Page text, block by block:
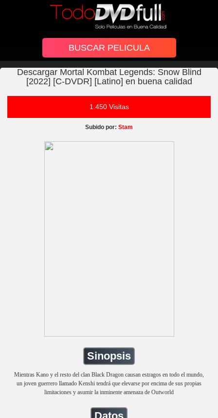
Descargar Mortal Kombat Legends: Snow Blind
[2022] [C-DVDR] [Latino] en buena calidad
1.450 Visitas
Subido por: Stam
Sinopsis
Mientras Kano y el resto del clan Black Dragon causan estragos en todo el mundo,
un joven guerrero llamado Kenshi tendrá que elevarse por encima de sus propias
limitaciones y asumir la inminente amenaza de Outworld